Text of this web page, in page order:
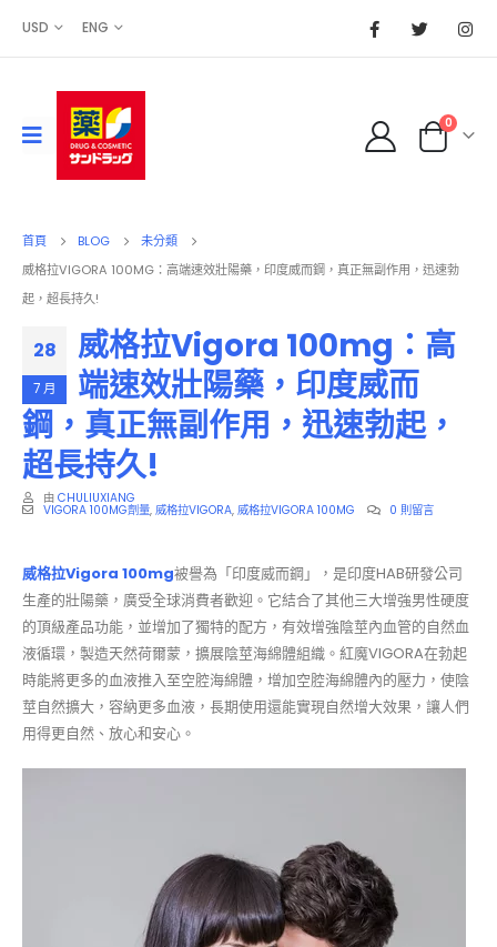
USD ENG
0
首頁 BLOG
未分類
威格拉VIGORA 100MG：高端速效壯陽藥，印度威而鋼，真正無副作用，迅速勃
起，超長持久!
28
7 月
威格拉Vigora 100mg：高
端速效壯陽藥，印度威而
鋼，真正無副作用，迅速勃起，
超長持久!
由 CHULIUXIANG
VIGORA 100MG劑量,威格拉VIGORA,威格拉VIGORA 100MG 0 則留言
威格拉Vigora 100mg被譽為「印度威而鋼」，是印度HAB研發公司
生產的壯陽藥，廣受全球消費者歡迎。它結合了其他三大增強男性硬度
的頂級產品功能，並增加了獨特的配方，有效增強陰莖內血管的自然血
液循環，製造天然荷爾蒙，擴展陰莖海綿體組織。紅魔VIGORA在勃起
時能將更多的血液推入至空腔海綿體，增加空腔海綿體內的壓力，使陰
莖自然擴大，容納更多血液，長期使用還能實現自然增大效果，讓人們
用得更自然、放心和安心。